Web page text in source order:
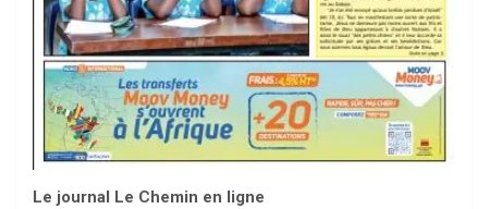
Le journal Le Chemin en ligne